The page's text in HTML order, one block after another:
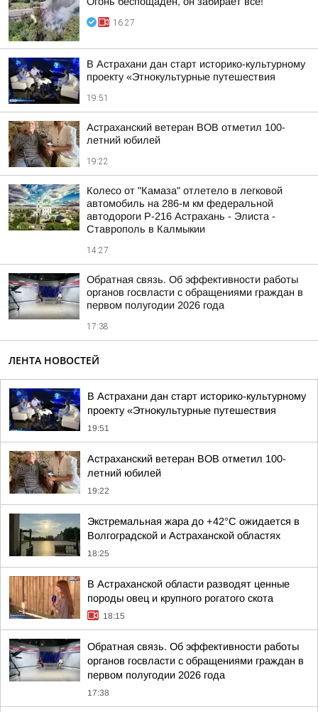
16:27
В Астрахани дан старт историко-культурному
проекту «Этнокультурные путешествия
19:51
Астраханский ветеран ВОВ отметил 100-
летний юбилей
19:22
Колесо от "Камаза" отлетело в легковой
автомобиль на 286-м км федеральной
автодороги Р-216 Астрахань - Элиста -
Ставрополь в Калмыкии
14:27
Обратная связь. Об эффективности работы
органов госвласти с обращениями граждан в
первом полугодии 2026 года
17:38
ЛЕНТА НОВОСТЕЙ
В Астрахани дан старт историко-культурному
проекту «Этнокультурные путешествия
19:51
Астраханский ветеран ВОВ отметил 100-
летний юбилей
19:22
Экстремальная жара до +42°C ожидается в
Волгоградской и Астраханской областях
18:25
В Астраханской области разводят ценные
породы овец и крупного рогатого скота
18:15
Обратная связь. Об эффективности работы
органов госвласти с обращениями граждан в
первом полугодии 2026 года
17:38